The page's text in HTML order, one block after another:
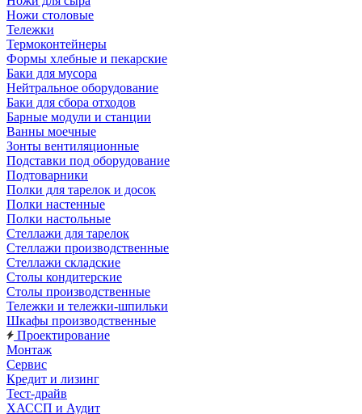
Ножи столовые
Тележки
Термоконтейнеры
Формы хлебные и пекарские
Баки для мусора
Нейтральное оборудование
Баки для сбора отходов
Барные модули и станции
Ванны моечные
Зонты вентиляционные
Подставки под оборудование
Подтоварники
Полки для тарелок и досок
Полки настенные
Полки настольные
Стеллажи для тарелок
Стеллажи производственные
Стеллажи складские
Столы кондитерские
Столы производственные
Тележки и тележки-шпильки
Шкафы производственные
Проектирование
Монтаж
Сервис
Кредит и лизинг
Тест-драйв
ХАССП и Аудит